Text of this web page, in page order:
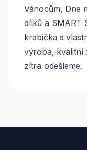
Vánocům, Dne
dílků a SMART
krabička s
výroba, kvalitní
zítra odešleme.